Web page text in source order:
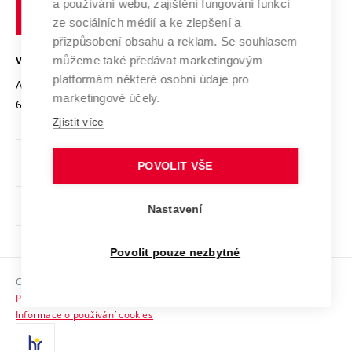
Open Science
Projekty
Projekty ze strukturálních fondů
Specifický výzkum
Mezinárodní dohody
Univerzitní sítě
Podnikavá univerzita / ContriBUTe
Bezpečná univerzita
Vyznamenání
Organizační struktura
Ochrana osobních údajů
odkaz)
Sociální bezpečí
HR Award
technické
Brně
VYSOKÉ UČENÍ TECHNICKÉ V BRNĚ
Antonínská 548/1
602 00 Brno
www.vut.cz
vut@vutbr.cz
Copyright © 2026 VUT
Prohlášení o přístupnosti
Informace o používání cookies
a používání webu, zajištění fungování funkcí
ze sociálních médií a ke zlepšení a
přizpůsobení obsahu a reklam. Se souhlasem
můžeme také předávat marketingovým
platformám některé osobní údaje pro
marketingové účely.
Zjistit více
POVOLIT VŠE
Nastavení
Povolit pouze nezbytné